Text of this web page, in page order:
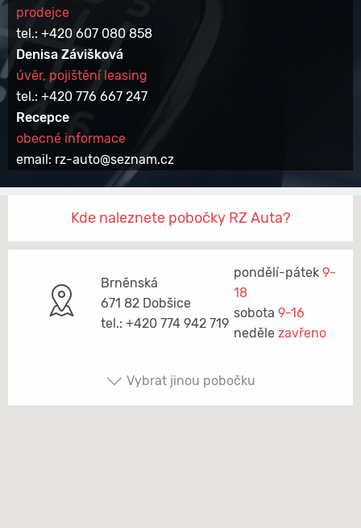
prodejce
tel.: +420 607 080 858
Denisa Závišková
úvěr, pojištění leasing
tel.: +420 776 667 247
Recepce
obecné informace
email: rz-auto@seznam.cz
Kde naleznete pobočky RZ Auta?
Brněnská
671 82 Dobšice
tel.: +420 774 942 719
pondělí-pátek 9-
18
sobota 9-16
neděle zavřeno
Vybrat jinou pobočku